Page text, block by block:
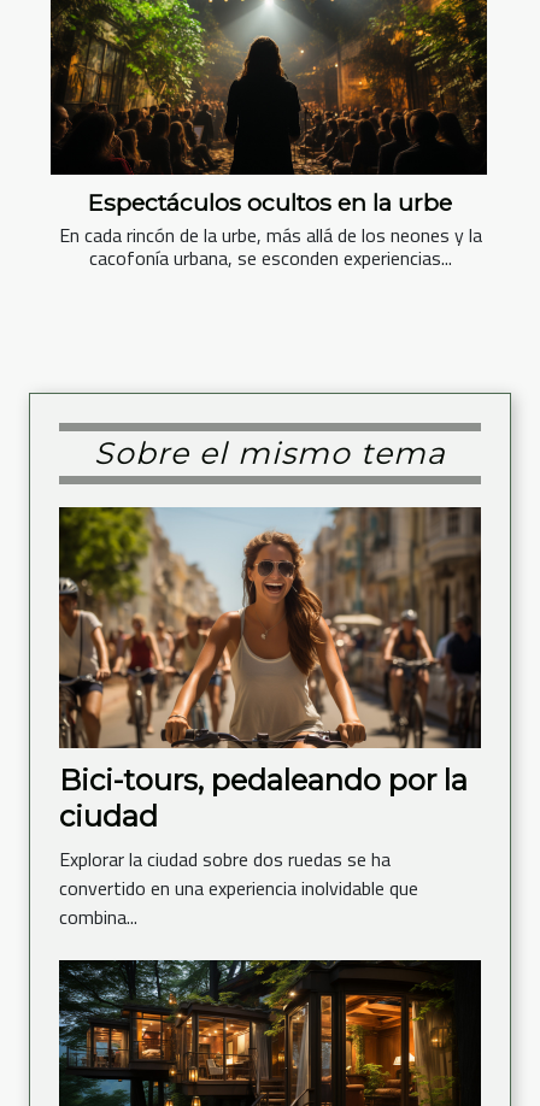
Espectáculos ocultos en la urbe
En cada rincón de la urbe, más allá de los neones y la
cacofonía urbana, se esconden experiencias...
Sobre el mismo tema
Bici-tours, pedaleando por la
ciudad
Explorar la ciudad sobre dos ruedas se ha
convertido en una experiencia inolvidable que
combina...